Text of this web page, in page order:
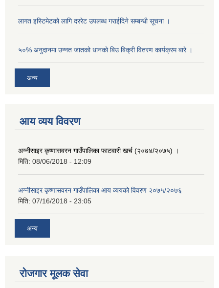
लागत इस्टिमेटको लागि दररेट उपलब्ध गराईदिने सम्बन्धी सूचना ।
५०% अनुदानमा उन्नत जातको धानको बिउ बिक्री वितरण कार्यक्रम बारे ।
अन्य
आय व्यय विवरण
अग्नीसाइर कृष्णासवरन गाउँपालिका फाटवारी खर्च (२०७४/२०७५) ।
मिति: 08/06/2018 - 12:09
अग्नीसाइर कृष्णासवरन गाउँपालिका आय व्ययको विवरण २०७५/२०७६
मिति: 07/16/2018 - 23:05
अन्य
रोजगार मूलक सेवा